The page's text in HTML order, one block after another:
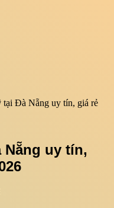
Đà Nẵng uy tín, giá rẻ
uy tín,